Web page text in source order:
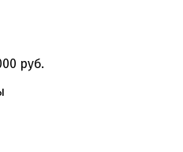
руб.